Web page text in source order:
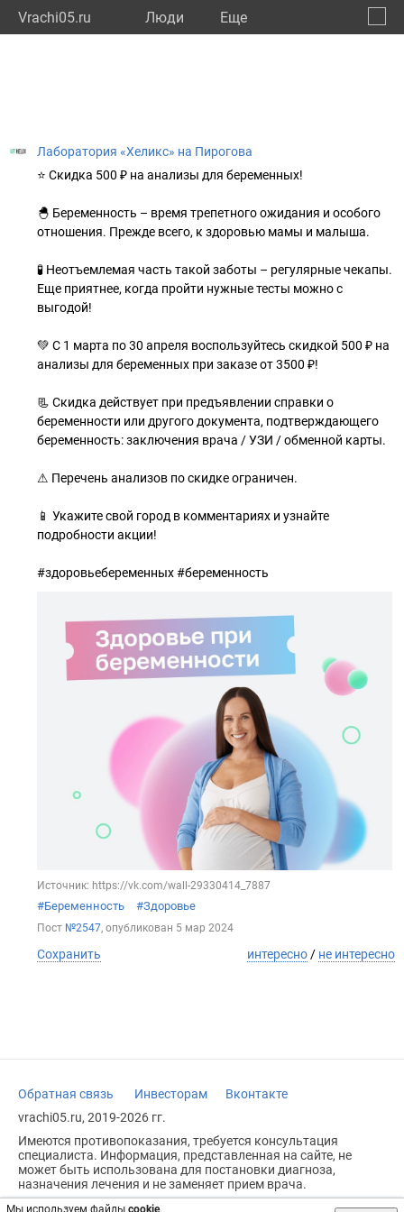
Vrachi05.ru Люди Eще
Мы используем файлы cookie.
Лаборатория «Хеликс» на Пирогова
⭐ Скидка 500 ₽ на анализы для беременных!
🐣 Беременность – время трепетного ожидания и особого
отношения. Прежде всего, к здоровью мамы и малыша.
🧪 Неотъемлемая часть такой заботы – регулярные чекапы.
Еще приятнее, когда пройти нужные тесты можно с
выгодой!
💚 С 1 марта по 30 апреля воспользуйтесь скидкой 500 ₽ на
анализы для беременных при заказе от 3500 ₽!
📃 Скидка действует при предъявлении справки о
беременности или другого документа, подтверждающего
беременность: заключения врача / УЗИ / обменной карты.
⚠ Перечень анализов по скидке ограничен.
📱 Укажите свой город в комментариях и узнайте
подробности акции!
#здоровьебеременных #беременность
Источник: https://vk.com/wall-29330414_7887
#Беременность #Здоровье
Пост №2547, опубликован 5 мар 2024
Сохранить интересно / не интересно
Обратная связь Инвесторам
Вконтакте
vrachi05.ru, 2019-2026 гг.
Имеются противопоказания, требуется консультация
специалиста. Информация, представленная на сайте, не
может быть использована для постановки диагноза,
назначения лечения и не заменяет прием врача.
Возрастное ограничение: 18+